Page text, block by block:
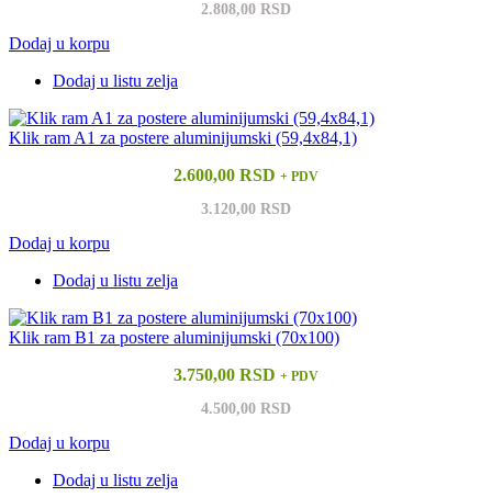
2.808,00 RSD
Dodaj u korpu
Dodaj u listu zelja
Klik ram A1 za postere aluminijumski (59,4x84,1)
2.600,00 RSD + PDV
3.120,00 RSD
Dodaj u korpu
Dodaj u listu zelja
Klik ram B1 za postere aluminijumski (70x100)
3.750,00 RSD + PDV
4.500,00 RSD
Dodaj u korpu
Dodaj u listu zelja